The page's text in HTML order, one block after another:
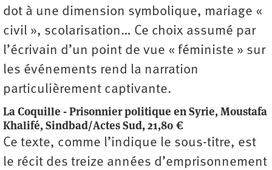
dot à une dimension symbolique, mariage «
civil », scolarisation… Ce choix assumé par
l’écrivain d’un point de vue « féministe » sur
les événements rend la narration
particulièrement captivante.
La Coquille - Prisonnier politique en Syrie, Moustafa
Khalifé, Sindbad/Actes Sud, 21,80 €
Ce texte, comme l’indique le sous-titre, est
le récit des treize années d’emprisonnement